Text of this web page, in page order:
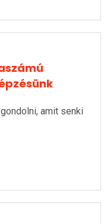
amit senki